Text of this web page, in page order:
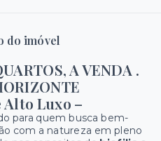
do imóvel
A VENDA .
Luxo –
para quem busca bem-
com a natureza em pleno